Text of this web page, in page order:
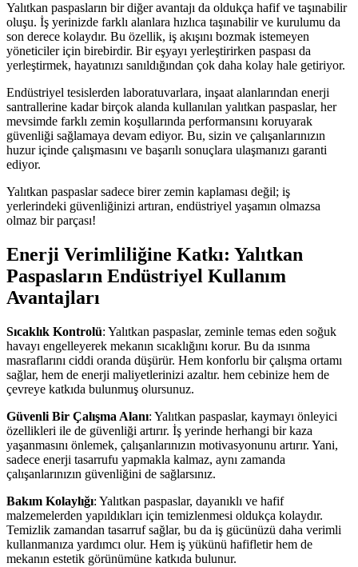
Yalıtkan paspasların bir diğer avantajı da oldukça hafif ve taşınabilir
oluşu. İş yerinizde farklı alanlara hızlıca taşınabilir ve kurulumu da
son derece kolaydır. Bu özellik, iş akışını bozmak istemeyen
yöneticiler için birebirdir. Bir eşyayı yerleştirirken paspası da
yerleştirmek, hayatınızı sanıldığından çok daha kolay hale getiriyor.
Endüstriyel tesislerden laboratuvarlara, inşaat alanlarından enerji
santrallerine kadar birçok alanda kullanılan yalıtkan paspaslar, her
mevsimde farklı zemin koşullarında performansını koruyarak
güvenliği sağlamaya devam ediyor. Bu, sizin ve çalışanlarınızın
huzur içinde çalışmasını ve başarılı sonuçlara ulaşmanızı garanti
ediyor.
Yalıtkan paspaslar sadece birer zemin kaplaması değil; iş
yerlerindeki güvenliğinizi artıran, endüstriyel yaşamın olmazsa
olmaz bir parçası!
Enerji Verimliliğine Katkı: Yalıtkan
Paspasların Endüstriyel Kullanım
Avantajları
Sıcaklık Kontrolü: Yalıtkan paspaslar, zeminle temas eden soğuk
havayı engelleyerek mekanın sıcaklığını korur. Bu da ısınma
masraflarını ciddi oranda düşürür. Hem konforlu bir çalışma ortamı
sağlar, hem de enerji maliyetlerinizi azaltır. hem cebinize hem de
çevreye katkıda bulunmuş olursunuz.
Güvenli Bir Çalışma Alanı: Yalıtkan paspaslar, kaymayı önleyici
özellikleri ile de güvenliği artırır. İş yerinde herhangi bir kaza
yaşanmasını önlemek, çalışanlarınızın motivasyonunu artırır. Yani,
sadece enerji tasarrufu yapmakla kalmaz, aynı zamanda
çalışanlarınızın güvenliğini de sağlarsınız.
Bakım Kolaylığı: Yalıtkan paspaslar, dayanıklı ve hafif
malzemelerden yapıldıkları için temizlenmesi oldukça kolaydır.
Temizlik zamandan tasarruf sağlar, bu da iş gücünüzü daha verimli
kullanmanıza yardımcı olur. Hem iş yükünü hafifletir hem de
mekanın estetik görünümüne katkıda bulunur.